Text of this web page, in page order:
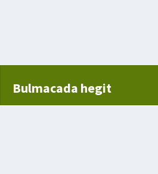
Bulmacada hegit